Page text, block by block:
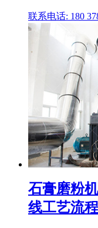
联系电话: 180
石膏磨粉
线工艺流